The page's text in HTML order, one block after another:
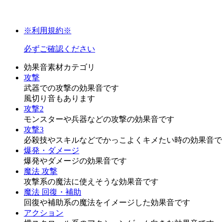
※利用規約※
必ずご確認ください
効果音素材カテゴリ
攻撃
武器での攻撃の効果音です
風切り音もあります
攻撃2
モンスターや兵器などの攻撃の効果音です
攻撃3
必殺技やスキルなどでかっこよくキメたい時の効果音
爆発・ダメージ
爆発やダメージの効果音です
魔法 攻撃
攻撃系の魔法に使えそうな効果音です
魔法 回復・補助
回復や補助系の魔法をイメージした効果音です
アクション